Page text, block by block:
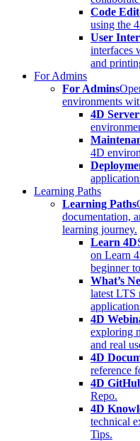
Code
using the
User
interfaces
and
For Admins
For Admins
environments
4D Server
4D
Learning Paths
Learning Paths
documentation,
learning journey.
Learn 4D
on Learn
beginner
What’s
latest LTS
4D
exploring
and real
4D
reference
4D
Repo.
4D
technical
Tips.